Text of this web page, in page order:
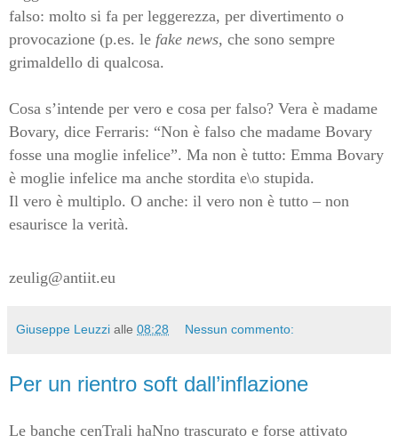
falso: molto si fa per leggerezza, per divertimento o
provocazione (p.es. le fake news, che sono sempre
grimaldello di qualcosa.
Cosa s’intende per vero e cosa per falso? Vera è madame
Bovary, dice Ferraris: “Non è falso che madame Bovary
fosse una moglie infelice”. Ma non è tutto: Emma Bovary
è moglie infelice ma anche stordita e\o stupida.
Il vero è multiplo. O anche: il vero non è tutto – non
esaurisce la verità.
zeulig@antiit.eu
Giuseppe Leuzzi alle 08:28 Nessun commento:
Per un rientro soft dall’inflazione
Le banche cenTrali haNno trascurato e forse attivato